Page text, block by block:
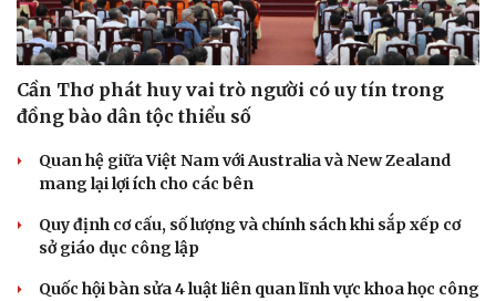
Cần Thơ phát huy vai trò người có uy tín trong
đồng bào dân tộc thiểu số
Quan hệ giữa Việt Nam với Australia và New Zealand
mang lại lợi ích cho các bên
Quy định cơ cấu, số lượng và chính sách khi sắp xếp cơ
sở giáo dục công lập
Quốc hội bàn sửa 4 luật liên quan lĩnh vực khoa học công